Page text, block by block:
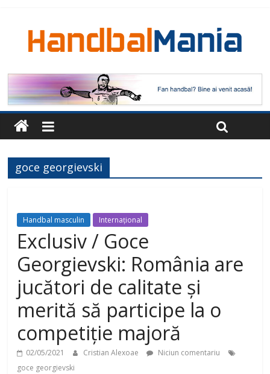
goce georgievski
Handbal masculin Internațional
Exclusiv / Goce
Georgievski: România are
jucători de calitate și
merită să participe la o
competiție majoră
02/05/2021 Cristian Alexoae
Niciun comentariu
goce georgievski